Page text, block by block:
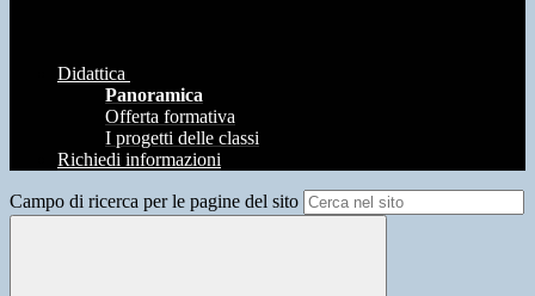
Didattica
Panoramica
Offerta formativa
I progetti delle classi
Richiedi informazioni
Campo di ricerca per le pagine del sito